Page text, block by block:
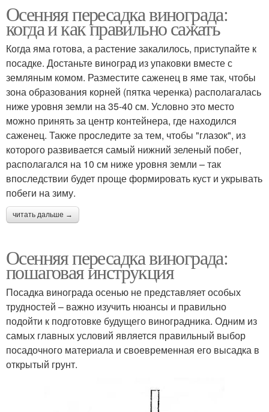
Осенняя пересадка винограда:
когда и как правильно сажать
Когда яма готова, а растение закалилось, приступайте к
посадке. Достаньте виноград из упаковки вместе с
земляным комом. Разместите саженец в яме так, чтобы
зона образования корней (пятка черенка) располагалась
ниже уровня земли на 35-40 см. Условно это место
можно принять за центр контейнера, где находился
саженец. Также проследите за тем, чтобы "глазок", из
которого развивается самый нижний зеленый побег,
располагался на 10 см ниже уровня земли – так
впоследствии будет проще формировать куст и укрывать
побеги на зиму.
читать дальше →
Осенняя пересадка винограда:
пошаговая инструкция
Посадка винограда осенью не представляет особых
трудностей – важно изучить нюансы и правильно
подойти к подготовке будущего виноградника. Одним из
самых главных условий является правильный выбор
посадочного материала и своевременная его высадка в
открытый грунт.